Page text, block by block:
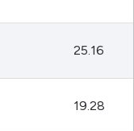
25.16
19.28